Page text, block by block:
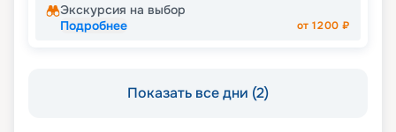
Экскурсия на выбор
Подробнее
от1200 ₽
Показать все дни (2)